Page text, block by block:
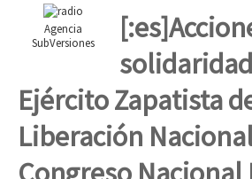
La palabra del EZLN
Encuentros
Chiapas
México
Dia 5, sessão 1, do Encontro “Guerra
Dia 4 – Encontro “Guerra contra a
Agencia
SubVersiones
Ejército Zapatista
Liberación